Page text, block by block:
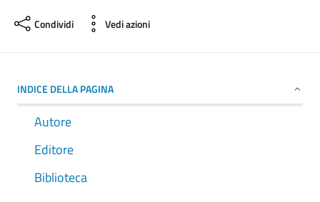
Condividi Vedi azioni
INDICE DELLA PAGINA
Autore
Editore
Biblioteca